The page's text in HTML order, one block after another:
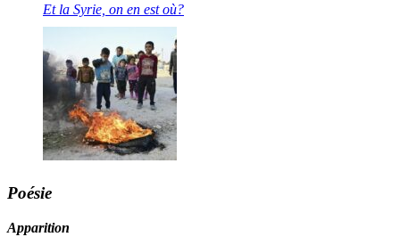
Et la Syrie, on en est où?
Poésie
Apparition